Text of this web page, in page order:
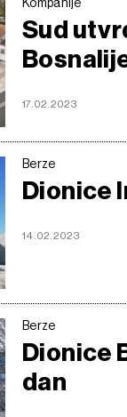
Sud
17.02.2023
Berze
Dionice
14.02.2023
Berze
Dionice
dan